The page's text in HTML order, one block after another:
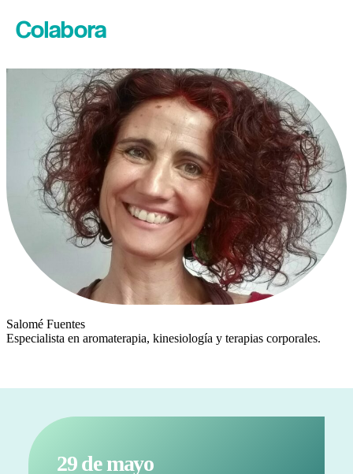
Colabora
Salomé Fuentes
Especialista en aromaterapia, kinesiología y terapias corporales.
29 de mayo